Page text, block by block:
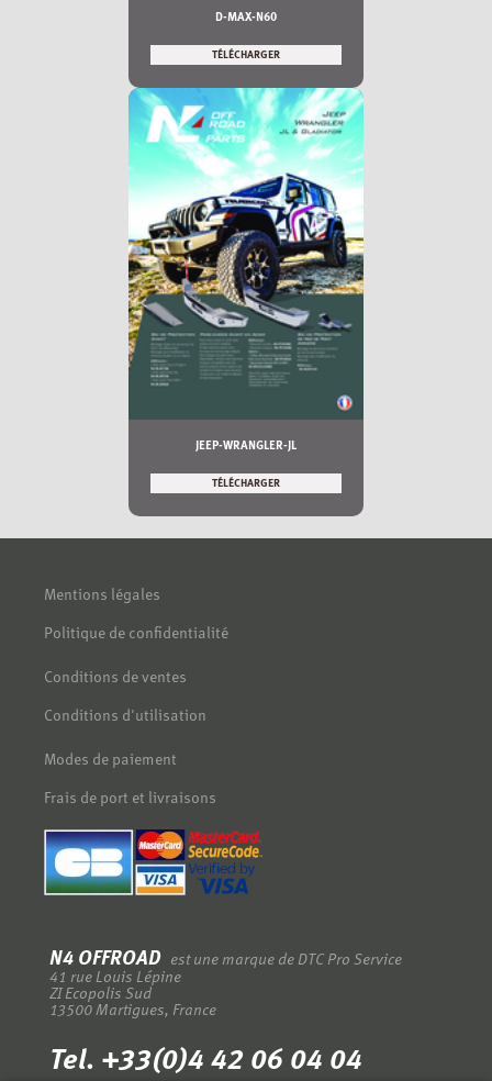
D-MAX-N60
TÉLÉCHARGER
JEEP-WRANGLER-JL
TÉLÉCHARGER
Mentions légales
Politique de confidentialité
Conditions de ventes
Conditions d'utilisation
Modes de paiement
Frais de port et livraisons
N4 OFFROAD est une marque de DTC Pro Service
-
41 rue Louis Lépine
-
ZI Ecopolis Sud
-13500 Martigues, France
Tel. +33(0)4 42 06 04 04